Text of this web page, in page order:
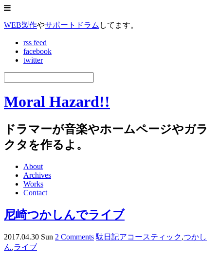
WEB製作やサポートドラム してます。
rss feed
facebook
twitter
Moral Hazard!!
ドラマーが音楽やホームページやガラ
クタを作るよ。
About
Archives
Works
Contact
尼崎つかしんでライブ
2017.04.30 Sun 2 Comments 駄日記アコースティック,つかし
ん,ライブ